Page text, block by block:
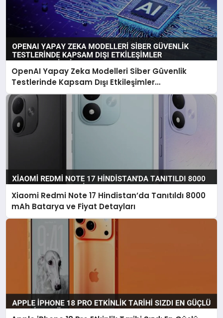
OpenAI Yapay Zeka Modelleri Siber Güvenlik
Testlerinde Kapsam Dışı Etkileşimler
Gerçekleştirdi
Xiaomi Redmi Note 17 Hindistan’da Tanıtıldı 8000
mAh Batarya ve Fiyat Detayları